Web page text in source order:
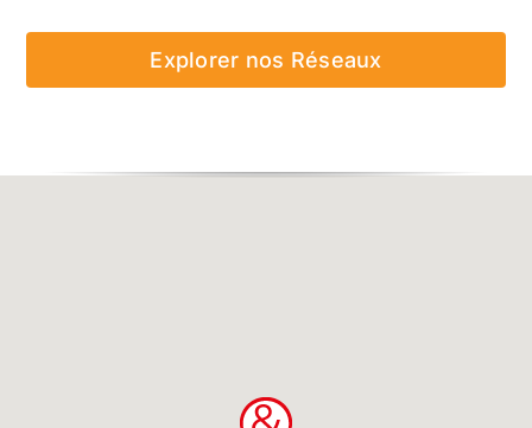
Explorer nos Réseaux